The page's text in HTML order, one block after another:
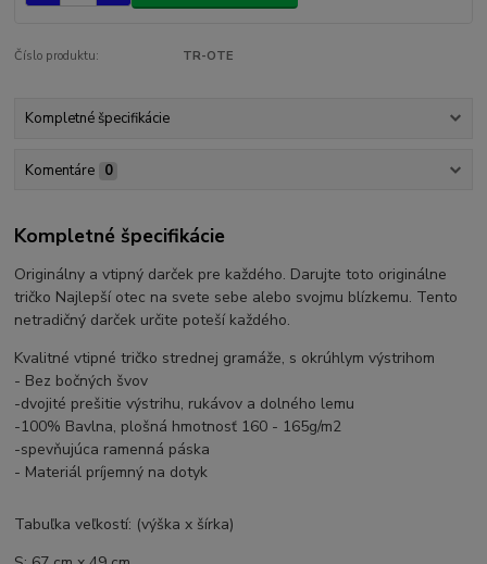
Číslo produktu: TR-OTE
Kompletné špecifikácie
Komentáre 0
Kompletné špecifikácie
Originálny a vtipný darček pre každého. Darujte toto originálne
tričko Najlepší otec na svete sebe alebo svojmu blízkemu. Tento
netradičný darček určite poteší každého.
Kvalitné vtipné tričko strednej gramáže, s okrúhlym výstrihom
- Bez bočných švov
-dvojité prešitie výstrihu, rukávov a dolného lemu
-100% Bavlna, plošná hmotnosť 160 - 165g/m2
-spevňujúca ramenná páska
- Materiál príjemný na dotyk
Tabuľka veľkostí: (výška x šírka)